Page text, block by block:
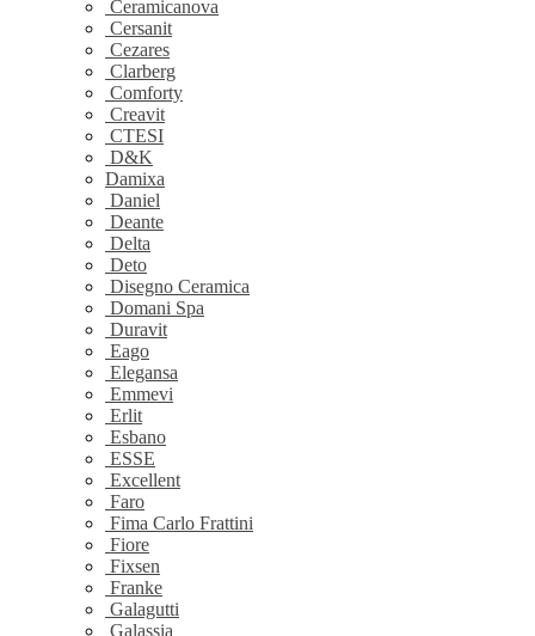
Ceramicanova
Cersanit
Cezares
Clarberg
Comforty
Creavit
CTESI
D&K
Damixa
Daniel
Deante
Delta
Deto
Disegno Ceramica
Domani Spa
Duravit
Eago
Elegansa
Emmevi
Erlit
Esbano
ESSE
Excellent
Faro
Fima Carlo Frattini
Fiore
Fixsen
Franke
Galagutti
Galassia